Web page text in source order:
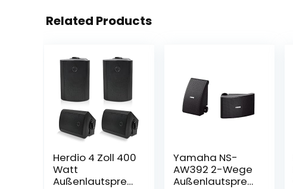
Related Products
Herdio 4 Zoll 400
Watt
Außenlautsprec
Yamaha NS-
AW392 2-Wege
Außenlautsprec